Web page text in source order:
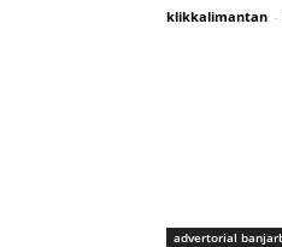
klikkalimantan -
advertorial